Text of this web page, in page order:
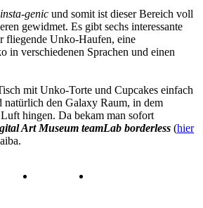
insta-genic und somit ist dieser Bereich voll
gewidmet. Es gibt sechs interessante
fliegende Unko-Haufen, eine
in verschiedenen Sprachen und einen
mit Unko-Torte und Cupcakes einfach
natürlich den Galaxy Raum, in dem
hingen. Da bekam man sofort
Art Museum teamLab borderless (hier